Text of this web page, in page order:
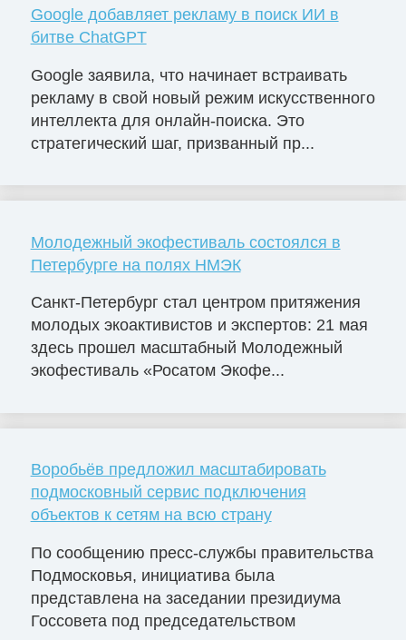
Google добавляет рекламу в поиск ИИ в
битве ChatGPT
Google заявила, что начинает встраивать
рекламу в свой новый режим искусственного
интеллекта для онлайн-поиска. Это
стратегический шаг, призванный пр...
Молодежный экофестиваль состоялся в
Петербурге на полях НМЭК
Санкт-Петербург стал центром притяжения
молодых экоактивистов и экспертов: 21 мая
здесь прошел масштабный Молодежный
экофестиваль «Росатом Экофе...
Воробьёв предложил масштабировать
подмосковный сервис подключения
объектов к сетям на всю страну
По сообщению пресс-службы правительства
Подмосковья, инициатива была
представлена на заседании президиума
Госсовета под председательством